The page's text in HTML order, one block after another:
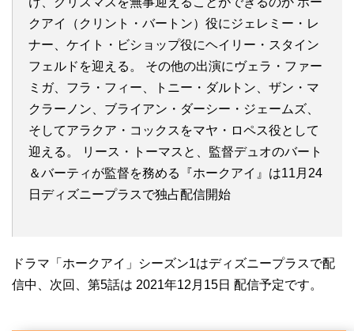
クアイ（クリント・バートン）役にジェレミー・レ
ナー、ケイト・ビショップ役にヘイリー・スタイン
フェルドを迎える。 その他の出演にヴェラ・ファー
ミガ、フラ・フィー、トニー・ダルトン、ザン・マ
クラーノン、ブライアン・ダーシー・ジェームズ、
そしてアラクア・コックスをマヤ・ロペス役として
迎える。 リース・トーマスと、監督デュオのバート
＆バーティが監督を務める『ホークアイ』は11月24
日ディズニープラスで独占配信開始
ドラマ「ホークアイ」シーズン1はディズニープラスで配
信中、次回、第5話は 2021年12月15日 配信予定です。